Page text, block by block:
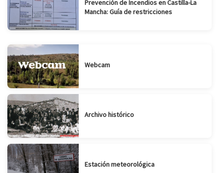
Prevención de Incendios en Castilla-La
Mancha: Guía de restricciones
Webcam
Archivo histórico
Estación meteorológica